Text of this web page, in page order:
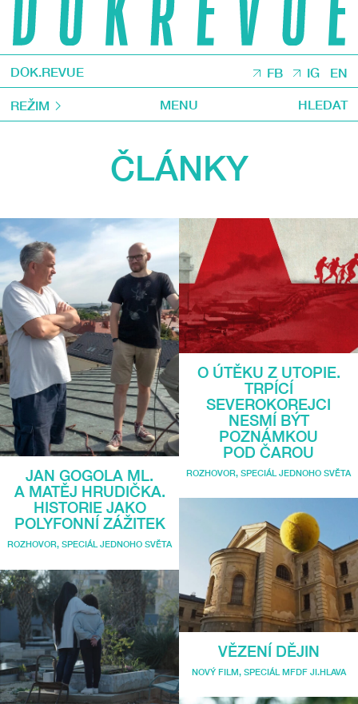
DOK.REVUE FB IG EN
REŽIM MENU HLEDAT
ČLÁNKY
JAN GOGOLA ML.
A MATĚJ HRUDIČKA.
HISTORIE JAKO
POLYFONNÍ ZÁŽITEK
ROZHOVOR, SPECIÁL JEDNOHO SVĚTA
O ÚTĚKU Z UTOPIE.
TRPÍCÍ
SEVEROKOREJCI
NESMÍ BÝT
POZNÁMKOU
POD ČAROU
ROZHOVOR SPECIÁL JEDNOHO SVĚTA
VĚZENÍ DĚJIN
NOVÝ FILM, SPECIÁL MFDF JI.HLAVA